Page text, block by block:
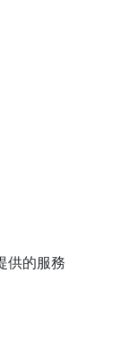
供的服務